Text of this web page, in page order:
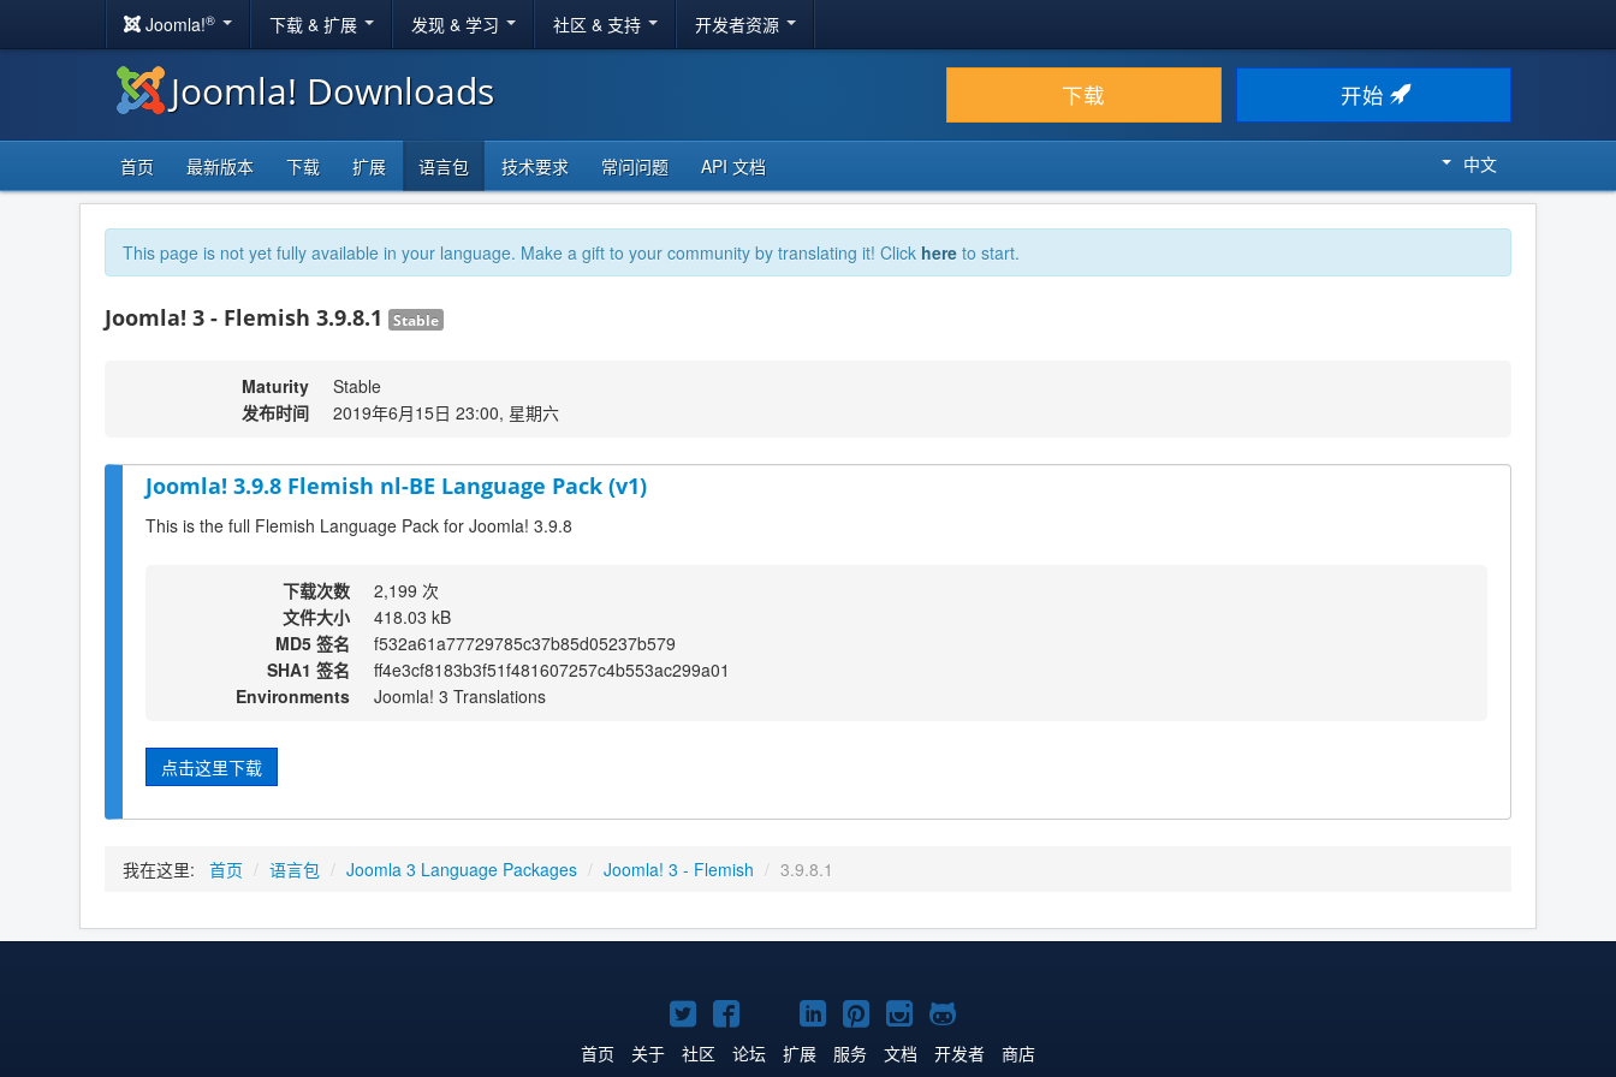
Joomla!® 下载 & 扩展 发现 & 学习 社区 & 支持 开发者资源
Joomla! Downloads 下载 开始
首页 最新版本 下载 扩展 语言包 技术要求 常问问题 API 文档 中文
This page is not yet fully available in your language. Make a gift to your community by translating it! Click here to start.
Joomla! 3 - Flemish 3.9.8.1 Stable
Maturity
Stable
发布时间
2019年6月15日 23:00, 星期六
Joomla! 3.9.8 Flemish nl-BE Language Pack (v1)
This is the full Flemish Language Pack for Joomla! 3.9.8
下载次数
2,199 次
文件大小
418.03 kB
MD5 签名
f532a61a77729785c37b85d05237b579
SHA1 签名
ff4e3cf8183b3f51f481607257c4b553ac299a01
Environments
Joomla! 3 Translations
点击这里下载
我在这里: 首页 / 语言包 / Joomla 3 Language Packages / Joomla! 3 - Flemish / 3.9.8.1
Twitter
主
Facebook
主
YouTube
主
LinkedIn
主
Pinterest
主
Instagram
主
GitHub
主
首页 关于 社区 论坛 扩展 服务 文档 开发者 商店